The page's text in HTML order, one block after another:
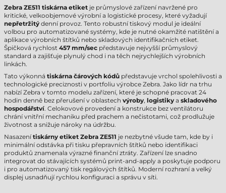
Zebra ZE511 tiskárna etiket je průmyslové zařízení navržené pro
kritické, velkoobjemové výrobní a logistické procesy, které vyžadují
nepřetržitý denní provoz. Tento robustní tiskový modul je ideální
volbou pro automatizované systémy, kde je nutné okamžité natištění a
aplikace výrobních štítků nebo skladových identifikačních etiket.
Špičková rychlost 457 mm/sec představuje nejvyšší průmyslový
standard a zajišťuje plynulý chod i na těch nejrychlejších výrobních
linkách.
Tato výkonná tiskárna čárových kódů představuje vrchol spolehlivosti a
technologické preciznosti v portfoliu výrobce Zebra. Jako lídr na trhu
nabízí Zebra v tomto modelu zařízení, které je schopné pracovat 24
hodin denně bez přerušení v oblastech výroby, logistiky a skladového
hospodářství. Celokovové provedení a konstrukce bez ventilátoru
chrání vnitřní mechaniku před prachem a nečistotami, což prodlužuje
životnost a snižuje nároky na údržbu.
Nasazenítiskárny etiket Zebra ZE511 je nezbytné všude tam, kde by i
minimální odstávka při tisku přepravních štítků nebo identifikaci
produktů znamenala výrazné finanční ztráty. Zařízení lze snadno
integrovat do stávajících systémů print-and-apply a poskytuje podporu
i pro automatizovaný tisk regálových štítků. Moderní rozhraní a velký
displej usnadňují rychlou konfiguraci a správu v síti.